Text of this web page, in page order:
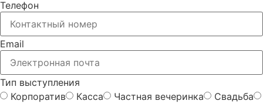
Телефон
Email
Тип выступления
Корпоратив
Касса Частная вечеринка
Свадьба